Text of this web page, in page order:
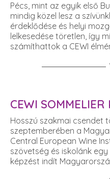
Pécs, mint az egyik első
mindig közel lesz a
érdeklődése és helyi
lelkesedése töretlen, így
számíthattok a CEWI
CEWI SOMMELIER
Hosszú szakmai csendet
szeptemberében a
Central European Wine
szövetség és iskolánk
képzést indít